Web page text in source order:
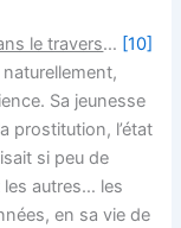
le travers… [10]
Sa jeunesse
prostitution, l’état
si peu de
les autres… les
en sa vie de